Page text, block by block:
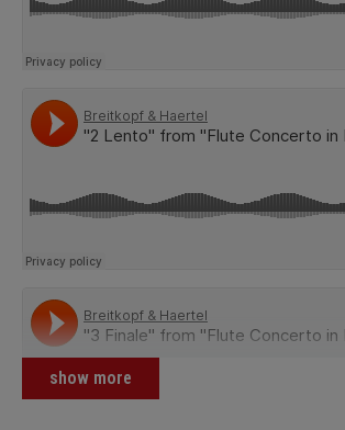
show more